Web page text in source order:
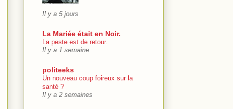
Il y a 5 jours
La Mariée était en Noir.
La peste est de retour.
Il y a 1 semaine
politeeks
Un nouveau coup foireux sur la
santé ?
Il y a 2 semaines